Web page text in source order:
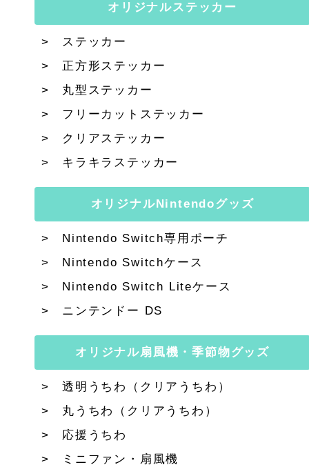
オリジナルステッカー
ステッカー
正方形ステッカー
丸型ステッカー
フリーカットステッカー
クリアステッカー
キラキラステッカー
オリジナルNintendoグッズ
Nintendo Switch専用ポーチ
Nintendo Switchケース
Nintendo Switch Liteケース
ニンテンドー DS
オリジナル扇風機・季節物グッズ
透明うちわ（クリアうちわ）
丸うちわ（クリアうちわ）
応援うちわ
ミニファン・扇風機